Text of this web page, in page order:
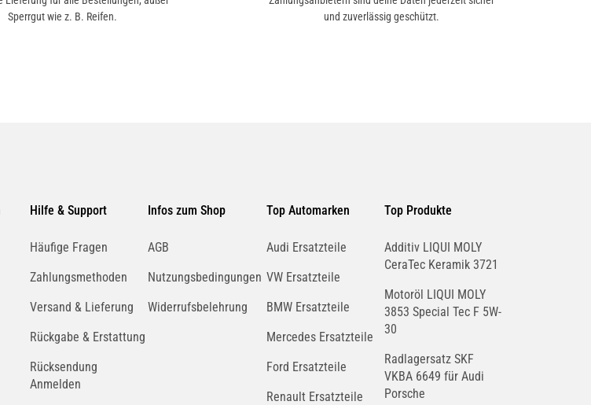
Sperrgut wie z. B. Reifen.
und zuverlässig geschützt.
Hilfe & Support
Häufige Fragen
Zahlungsmethoden
Versand & Lieferung
Rückgabe & Erstattung
Rücksendung
Anmelden
Infos zum Shop
AGB
Nutzungsbedingungen
Widerrufsbelehrung
Top Automarken
Audi Ersatzteile
VW Ersatzteile
BMW Ersatzteile
Mercedes Ersatzteile
Ford Ersatzteile
Renault Ersatzteile
Top Produkte
Additiv LIQUI MOLY
CeraTec Keramik 3721
Motoröl LIQUI MOLY
3853 Special Tec F 5W-
30
Radlagersatz SKF
VKBA 6649 für Audi
Porsche